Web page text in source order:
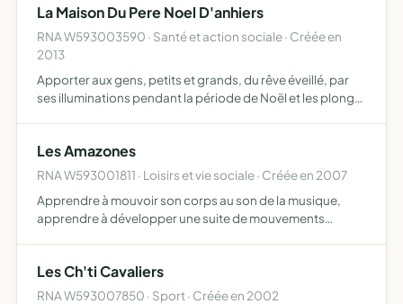
La Maison Du Pere Noel D'anhiers
RNA W593003590 · Santé et action sociale · Créée en
2013
Apporter aux gens, petits et grands, du rêve éveillé, par
ses illuminations pendant la période de Noël et les plonger
Les Amazones
RNA W593001811 · Loisirs et vie sociale · Créée en 2007
Apprendre à mouvoir son corps au son de la musique,
apprendre à développer une suite de mouvements
venant des autres, dé…
Les Ch'ti Cavaliers
RNA W593007850 · Sport · Créée en 2002